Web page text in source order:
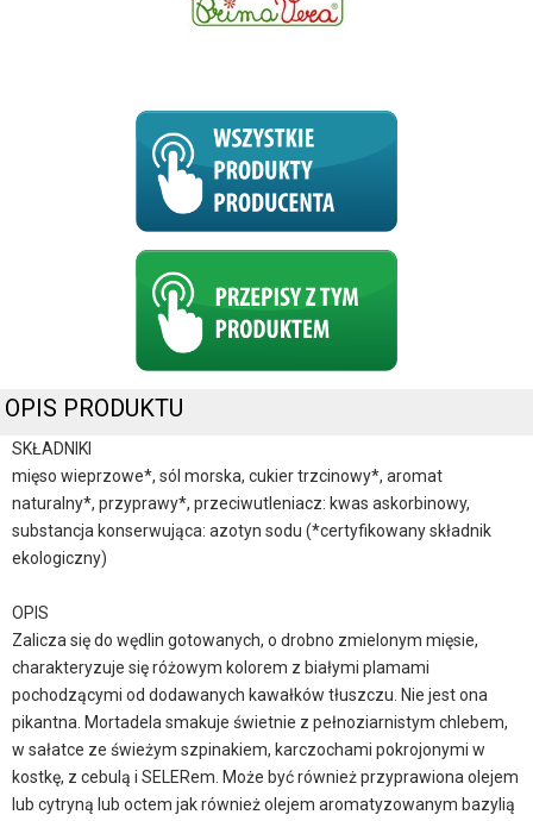
OPIS PRODUKTU
SKŁADNIKI
mięso wieprzowe*, sól morska, cukier trzcinowy*, aromat
naturalny*, przyprawy*, przeciwutleniacz: kwas askorbinowy,
substancja konserwująca: azotyn sodu (*certyfikowany składnik
ekologiczny)
OPIS
Zalicza się do wędlin gotowanych, o drobno zmielonym mięsie,
charakteryzuje się różowym kolorem z białymi plamami
pochodzącymi od dodawanych kawałków tłuszczu. Nie jest ona
pikantna. Mortadela smakuje świetnie z pełnoziarnistym chlebem,
w sałatce ze świeżym szpinakiem, karczochami pokrojonymi w
kostkę, z cebulą i SELERem. Może być również przyprawiona olejem
lub cytryną lub octem jak również olejem aromatyzowanym bazylią